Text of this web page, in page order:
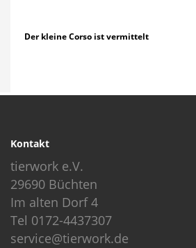
Der kleine Corso ist vermittelt
Kontakt
tierwork e.V.
29690 Büchten
Im alten Dorf 4
Tel 0172-4437307
service@tierwork.de